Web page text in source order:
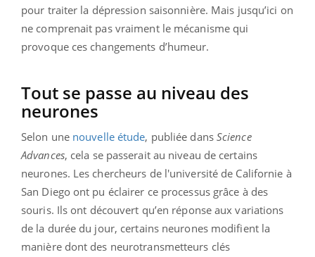
pour traiter la dépression saisonnière. Mais jusqu’ici on
ne comprenait pas vraiment le mécanisme qui
provoque ces changements d’humeur.
Tout se passe au niveau des
neurones
Selon une nouvelle étude, publiée dans Science
Advances, cela se passerait au niveau de certains
neurones. Les chercheurs de l'université de Californie à
San Diego ont pu éclairer ce processus grâce à des
souris. Ils ont découvert qu’en réponse aux variations
de la durée du jour, certains neurones modifient la
manière dont des neurotransmetteurs clés